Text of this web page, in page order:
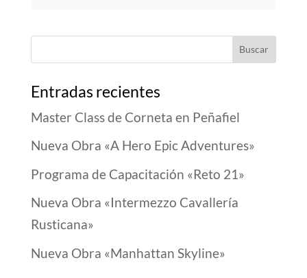
Entradas recientes
Master Class de Corneta en Peñafiel
Nueva Obra «A Hero Epic Adventures»
Programa de Capacitación «Reto 21»
Nueva Obra «Intermezzo Cavallería
Rusticana»
Nueva Obra «Manhattan Skyline»